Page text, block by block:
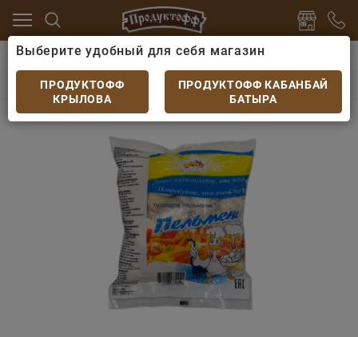
Пельмени, вареники, хинкали
Пельмени Дунганские свино-говяжьи 400гр
Выберите удобный для себя магазин
ПРОДУКТОФФ
КРЫЛОВА
ПРОДУКТОФФ КАБАНБАЙ
БАТЫРА